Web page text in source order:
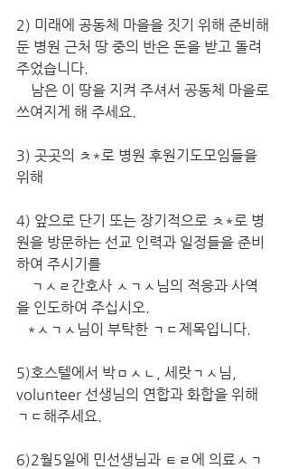
2) 미래에 공동체 마을을 짓기 위해 준비해
둔 병원 근처 땅 중의 반은 돈을 받고 돌려
주었습니다.
쓰여지게 해 주세요.
3) 곳곳의 ㅊ*로 병원 후원기도모임들을
위해
4) 앞으로 단기 또는 장기적으로 ㅊ*로 병
원을 방문하는 선교 인력과 일정들을 준비
하여 주시기를
을 인도하여 주십시오.
   *ㅅㄱㅅ님이 부탁한 ㄱㄷ제목입니다.
5)호스텔에서 박ㅁㅅㄴ, 세랏ㄱㅅ님,
volunteer 선생님의 연합과 화합을 위해
ㄱㄷ해주세요.
6)2월5일에 민선생님과 ㅌㄹ에 의료ㅅㄱ